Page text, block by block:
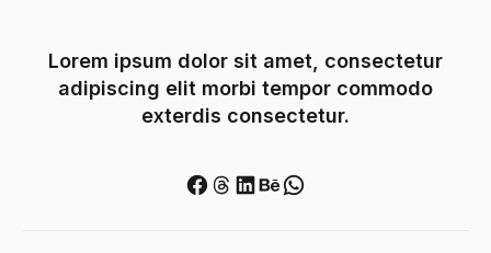
Lorem ipsum dolor sit amet, consectetur
adipiscing elit morbi tempor commodo
exterdis consectetur.
Facebook
Threads
LinkedIn
Behance
WhatsApp